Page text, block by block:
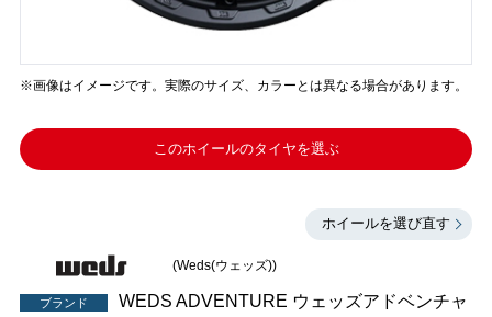
※画像はイメージです。実際のサイズ、カラーとは異なる場合があります。
このホイールのタイヤを選ぶ
ホイールを選び直す
(Weds(ウェッズ))
ブランド
WEDS ADVENTURE ウェッズアドベンチャ